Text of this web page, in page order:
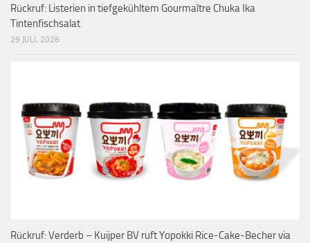
Rückruf: Listerien in tiefgekühltem Gourmaître Chuka Ika
Tintenfischsalat
29 JULI, 2026
Rückruf: Verderb – Kuijper BV ruft Yopokki Rice-Cake-Becher via